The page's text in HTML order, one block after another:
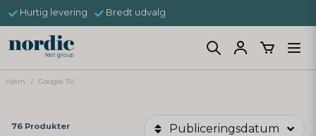
Hurtig levering Bredt udvalg
Hjem Google SV
76 Produkter Publiceringsdatum